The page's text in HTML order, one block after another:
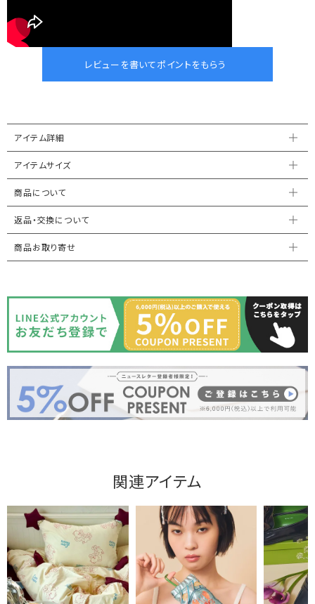
アイテム詳細
アイテムサイズ
商品について
返品・交換について
商品お取り寄せ
関連アイテム